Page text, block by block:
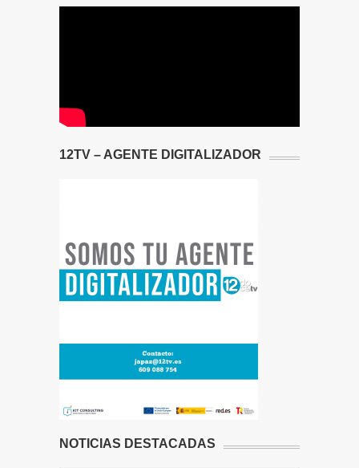
12TV – AGENTE DIGITALIZADOR
NOTICIAS DESTACADAS